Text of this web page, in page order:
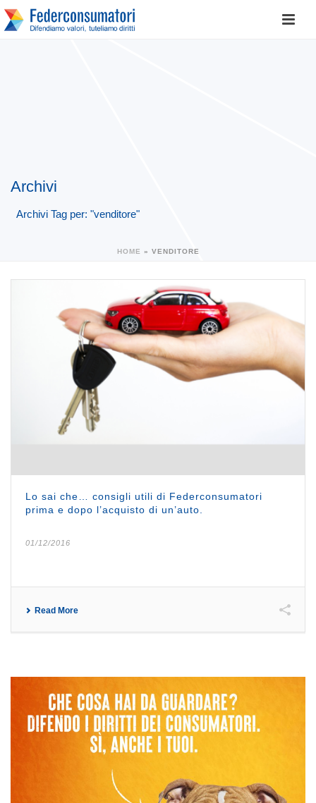
Archivi
Archivi Tag per: "venditore"
HOME » VENDITORE
Lo sai che… consigli utili di Federconsumatori
prima e dopo l’acquisto di un’auto.
01/12/2016
Read More